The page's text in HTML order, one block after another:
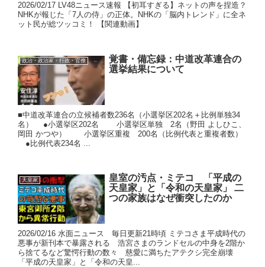
2026/02/17 LV48ニュース速報 【初耳すぎる】ネットの声を捏造？
NHKが報じた「7人の侍」の正体。NHKの「脳内トレンド」に全ネ
ット民が総ツッコミ！ 【関連動画】
政治・政治家・行政・官僚
覚書・備忘録：中道改革連合の
選挙結果について
■中道改革連合の立候補者数236名（小選挙区202名＋比例単独34
名） ●小選挙区202名 小選挙区単独 2名（野田 よしひこ、
岡田 かつや） 小選挙区重複 200名（比例代表と重複者数）
●比例代表234名 ...
天皇家
皇室の汚点・ミテコ 「平成の
天皇家」と「令和の天皇家」 二
つの家族はなぜ衝突したのか
2026/02/16 水面ニュース 毎日更新21時頃 ミテコさま平成時代の
悪事が新刊本で暴露される 浩宮さまのランドセルの中身を2階か
ら捨てるなど驚愕行動の数々 慈愛に満ちたアテクシ完全崩壊
「平成の天皇家」と「令和の天皇...